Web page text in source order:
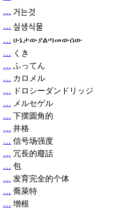
… 거는것
… 실생식물
… ሁኔታውያልጣመውሰው
… くき
… ふってん
… カロメル
… ドロシーダンドリッジ
… メルセゲル
… 下摆圆角的
… 井格
… 信号场强度
… 冗長的廢話
… 包
… 发育完全的个体
… 喬萊特
… 增根